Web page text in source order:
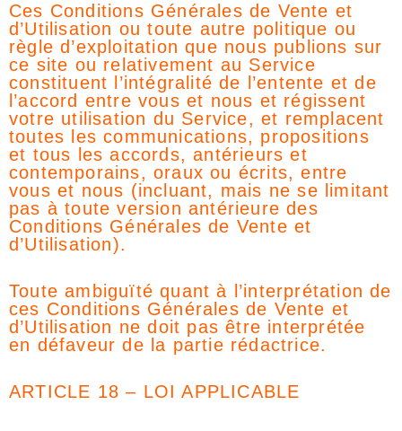
Ces Conditions Générales de Vente et
d’Utilisation ou toute autre politique ou
règle d’exploitation que nous publions sur
ce site ou relativement au Service
constituent l’intégralité de l’entente et de
l’accord entre vous et nous et régissent
votre utilisation du Service, et remplacent
toutes les communications, propositions
et tous les accords, antérieurs et
contemporains, oraux ou écrits, entre
vous et nous (incluant, mais ne se limitant
pas à toute version antérieure des
Conditions Générales de Vente et
d’Utilisation).
Toute ambiguïté quant à l’interprétation de
ces Conditions Générales de Vente et
d’Utilisation ne doit pas être interprétée
en défaveur de la partie rédactrice.
ARTICLE 18 – LOI APPLICABLE